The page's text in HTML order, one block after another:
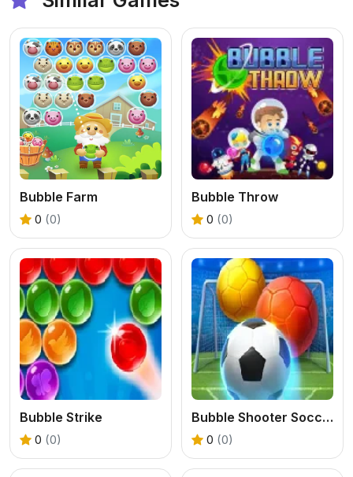
Bubble Farm
0 (0)
Bubble Throw
0 (0)
Bubble Strike
0 (0)
Bubble Shooter Soccer 2
0 (0)